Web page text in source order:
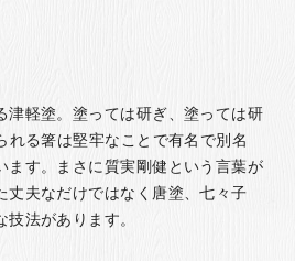
津軽塗。塗っては研ぎ、塗っては研
れる箸は堅牢なことで有名で別名
ます。まさに質実剛健という言葉が
丈夫なだけではなく唐塗、七々子
法があります。